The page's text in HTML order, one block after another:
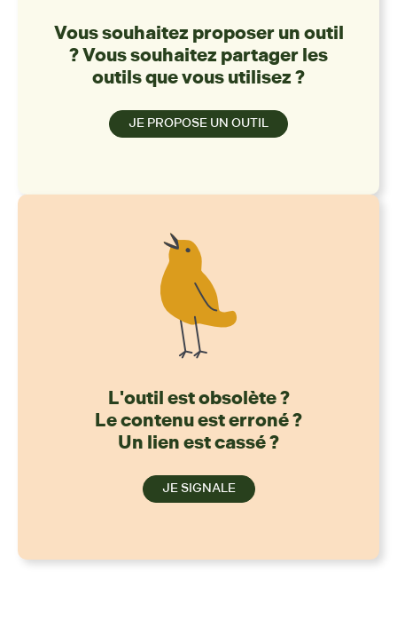
Vous souhaitez proposer un outil
? Vous souhaitez partager les
outils que vous utilisez ?
JE PROPOSE UN OUTIL
L'outil est obsolète ?
Le contenu est erroné ?
Un lien est cassé ?
JE SIGNALE